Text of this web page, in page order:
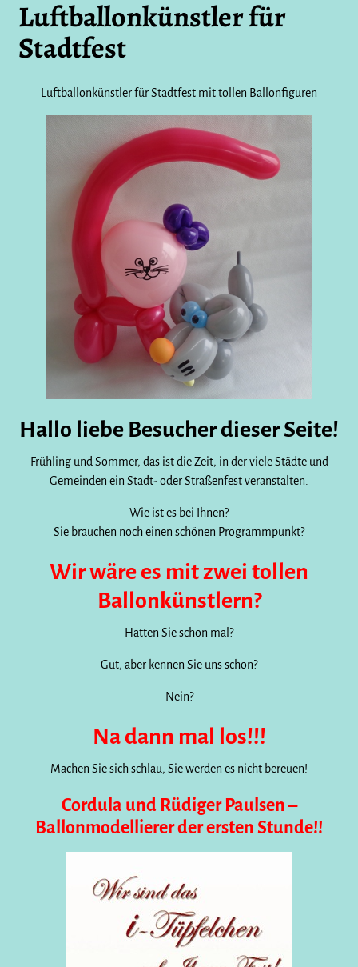
Luftballonkünstler für
Stadtfest
Luftballonkünstler für Stadtfest mit tollen Ballonfiguren
Hallo liebe Besucher dieser Seite!
Frühling und Sommer, das ist die Zeit, in der viele Städte und
Gemeinden ein Stadt- oder Straßenfest veranstalten.
Wie ist es bei Ihnen?
Sie brauchen noch einen schönen Programmpunkt?
Wir wäre es mit zwei tollen
Ballonkünstlern?
Hatten Sie schon mal?
Gut, aber kennen Sie uns schon?
Nein?
Na dann mal los!!!
Machen Sie sich schlau, Sie werden es nicht bereuen!
Cordula und Rüdiger Paulsen –
Ballonmodellierer der ersten Stunde!!